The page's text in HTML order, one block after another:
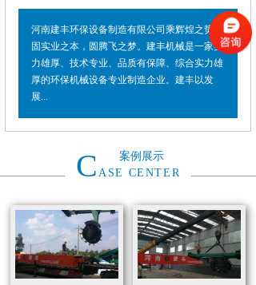
河南建丰环保设备制造有限公司乘辉煌之势，
固实业之本，圆腾飞之梦。建丰机械是一家实
力雄厚、技术专业、品质有保障、综合实力雄
厚的环保机械设备专业制造企业。建丰以发
展...
案例展示
C ASE CENTER